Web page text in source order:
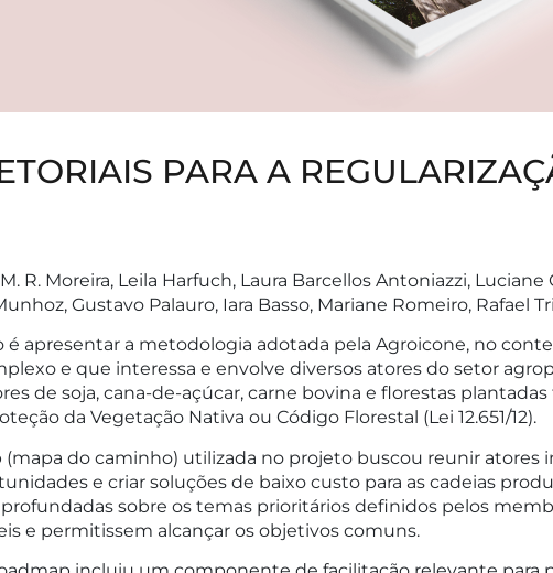
PARA A
R. Moreira, Leila Harfuch, Laura Barcellos Antoniazzi,
Gustavo Palauro, Iara Basso, Mariane Romeiro, Rafael
apresentar a metodologia adotada pela Agroicone, no
e que interessa e envolve diversos atores do setor
de soja, cana-de-açúcar, carne bovina e florestas
da Vegetação Nativa ou Código Florestal (Lei 12.651/12).
do caminho) utilizada no projeto buscou reunir atores
e criar soluções de baixo custo para as cadeias
sobre os temas prioritários definidos pelos
e permitissem alcançar os objetivos comuns.